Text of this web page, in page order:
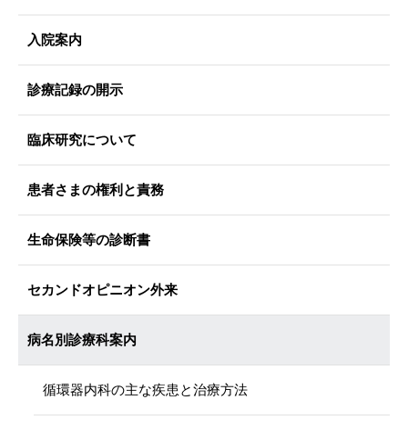
入院案内
診療記録の開示
臨床研究について
患者さまの権利と責務
生命保険等の診断書
セカンドオピニオン外来
病名別診療科案内
循環器内科の主な疾患と治療方法